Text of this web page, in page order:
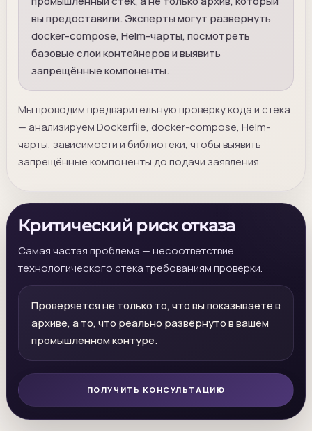
вы предоставили. Эксперты могут развернуть
docker-compose, Helm-чарты, посмотреть
базовые слои контейнеров и выявить
запрещённые компоненты.
Мы проводим предварительную проверку кода и стека
— анализируем Dockerfile, docker-compose, Helm-
чарты, зависимости и библиотеки, чтобы выявить
запрещённые компоненты до подачи заявления.
Критический риск отказа
Самая частая проблема — несоответствие
технологического стека требованиям проверки.
Проверяется не только то, что вы показываете в
архиве, а то, что реально развёрнуто в вашем
промышленном контуре.
ПОЛУЧИТЬ КОНСУЛЬТАЦИЮ